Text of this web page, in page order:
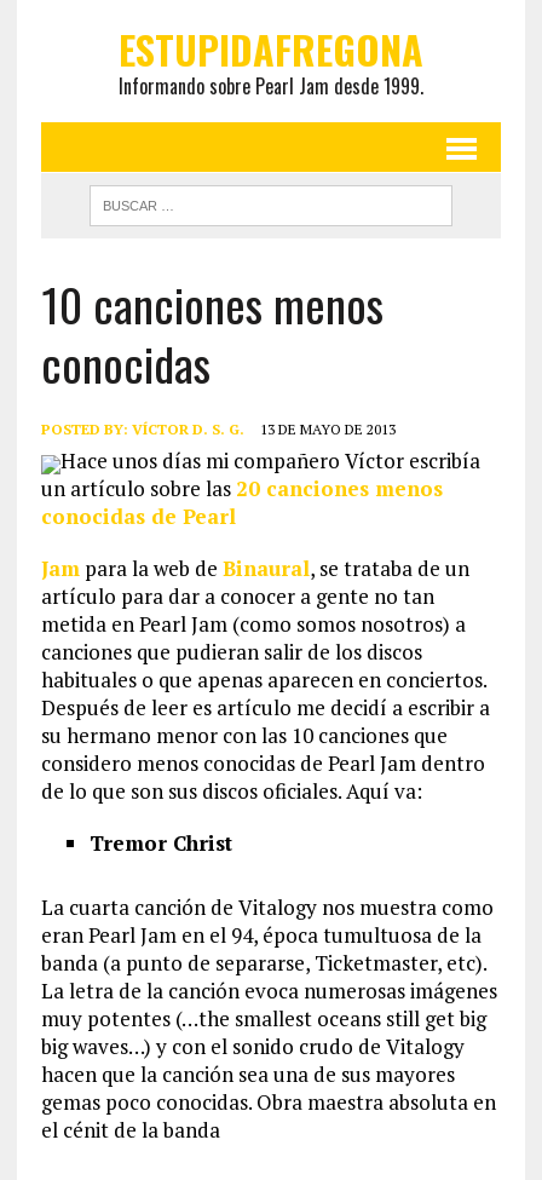
ESTUPIDAFREGONA
Informando sobre Pearl Jam desde 1999.
10 canciones menos
conocidas
POSTED BY: VÍCTOR D. S. G. 13 DE MAYO DE 2013
Hace unos días mi compañero Víctor escribía
un artículo sobre las 20 canciones menos
conocidas de Pearl
Jampara la web de Binaural, se trataba de un
artículo para dar a conocer a gente no tan
metida en Pearl Jam (como somos nosotros) a
canciones que pudieran salir de los discos
habituales o que apenas aparecen en conciertos.
Después de leer es artículo me decidí a escribir a
su hermano menor con las 10 canciones que
considero menos conocidas de Pearl Jam dentro
de lo que son sus discos oficiales. Aquí va:
Tremor Christ
La cuarta canción de Vitalogy nos muestra como
eran Pearl Jam en el 94, época tumultuosa de la
banda (a punto de separarse, Ticketmaster, etc).
La letra de la canción evoca numerosas imágenes
muy potentes (…the smallest oceans still get big
big waves…) y con el sonido crudo de Vitalogy
hacen que la canción sea una de sus mayores
gemas poco conocidas. Obra maestra absoluta en
el cénit de la banda